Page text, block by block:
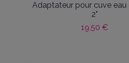
Adaptateur pour cuve eau
2"
19,50 €